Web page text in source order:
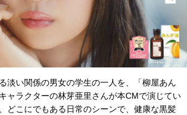
淡い関係の男女の学生の一人を、「柳屋あん
ャラクターの林芽亜里さんが本CMで演じてい
どこにでもある日常のシーンで、健康な黒髪